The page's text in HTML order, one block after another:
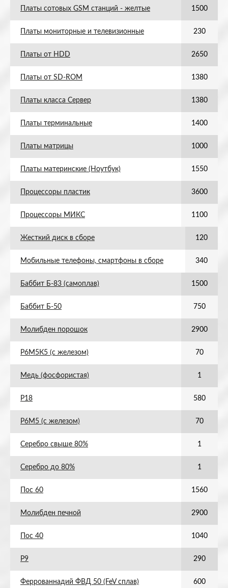
Платы сотовых GSM станций - желтые 1500
Платы мониторные и телевизионные 230
Платы от HDD 2650
Платы от SD-ROM 1380
Платы класса Сервер 1380
Платы терминальные 1400
Платы матрицы 1000
Платы материнские (Ноутбук) 1550
Процессоры пластик 3600
Процессоры МИКС 1100
Жесткий диск в сборе 120
Мобильные телефоны, смартфоны в сборе 340
Баббит Б-83 (самоплав) 1500
Баббит Б-50 750
Молибден порошок 2900
Р6М5К5 (с железом) 70
Медь (фосфористая) 1
Р18 580
Р6М5 (с железом) 70
Серебро свыше 80% 1
Серебро до 80% 1
Пос 60 1560
Молибден печной 2900
Пос 40 1040
Р9 290
Феррованнадий ФВД 50 (FeV сплав) 600